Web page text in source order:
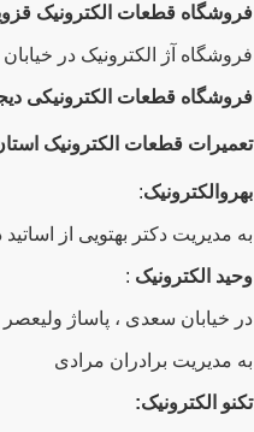
فروشگاه قطعات الکترونیک
فروشگاه آژ الکترونیک در
فروشگاه قطعات الکترونیکی
تعمیرات قطعات الکترونیک
بهروالکترونیک:
به مدیریت دکتر بهتویی از
وحید الکترونیک :
در خیابان سعدی ، پاساژ ولیعصر
به مدیریت برادران مرادی
تکنو الکترونیک: